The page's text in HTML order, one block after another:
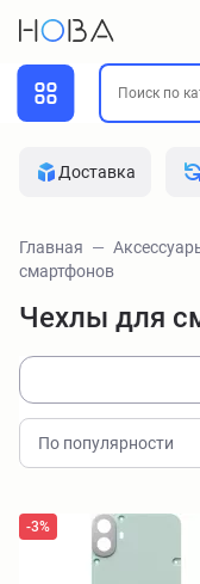
Доставка
Главная
смартфонов
Чехлы для
По популярности
-3%